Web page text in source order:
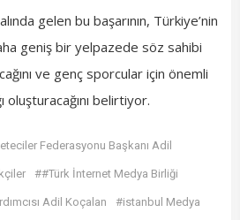
gelen bu başarının, Türkiye’nin
geniş bir yelpazede söz sahibi
ve genç sporcular için önemli
belirtiyor.
Federasyonu Başkanı Adil
##Türk İnternet Medya Birliği
Adil Koçalan #istanbul Medya